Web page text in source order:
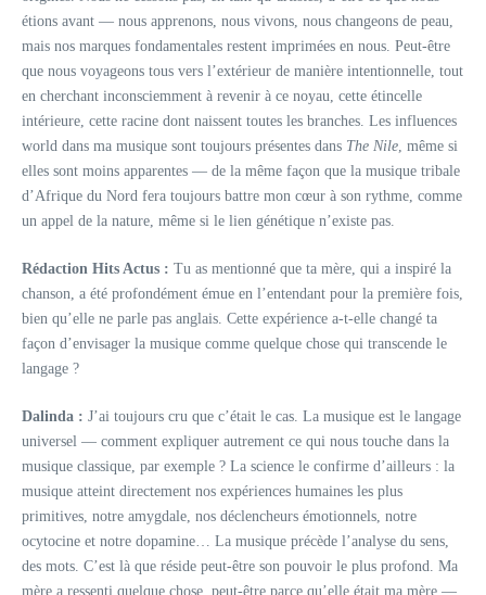
étions avant — nous apprenons, nous vivons, nous changeons de peau,
mais nos marques fondamentales restent imprimées en nous. Peut-être
que nous voyageons tous vers l’extérieur de manière intentionnelle, tout
en cherchant inconsciemment à revenir à ce noyau, cette étincelle
intérieure, cette racine dont naissent toutes les branches. Les influences
world dans ma musique sont toujours présentes dans The Nile , même si
elles sont moins apparentes — de la même façon que la musique tribale
d’Afrique du Nord fera toujours battre mon cœur à son rythme, comme
un appel de la nature, même si le lien génétique n’existe pas.
Rédaction Hits Actus : Tu as mentionné que ta mère, qui a inspiré la
chanson, a été profondément émue en l’entendant pour la première fois,
bien qu’elle ne parle pas anglais. Cette expérience a-t-elle changé ta
façon d’envisager la musique comme quelque chose qui transcende le
langage ?
Dalinda : J’ai toujours cru que c’était le cas. La musique est le langage
universel — comment expliquer autrement ce qui nous touche dans la
musique classique, par exemple ? La science le confirme d’ailleurs : la
musique atteint directement nos expériences humaines les plus
primitives, notre amygdale, nos déclencheurs émotionnels, notre
ocytocine et notre dopamine… La musique précède l’analyse du sens,
des mots. C’est là que réside peut-être son pouvoir le plus profond. Ma
mère a ressenti quelque chose, peut-être parce qu’elle était ma mère —